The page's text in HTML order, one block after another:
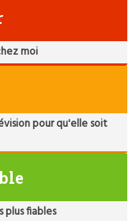
moi
pour qu'elle soit
plus fiables